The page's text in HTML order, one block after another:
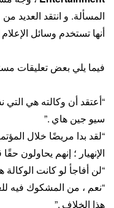
المسألة. و انتقد العديد
أنها تستخدم وسائل
فيما يلي بعض تعليقات
“أعتقد أن وكالته هي
سيو جين هاي .”
“لقد بدا مريضًا خلال
الإنهيار ؛ إنهم يحاولون
“لن أفاجأ لو كانت
“نعم ، من المشكوك فيه
هذا الخلاف .”